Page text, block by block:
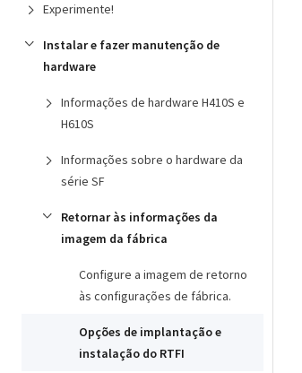
Experimente!
Instalar e fazer manutenção de
hardware
Informações de hardware H410S e
H610S
Informações sobre o hardware da
série SF
Retornar às informações da
imagem da fábrica
Configure a imagem de retorno
às configurações de fábrica.
Opções de implantação e
instalação do RTFI